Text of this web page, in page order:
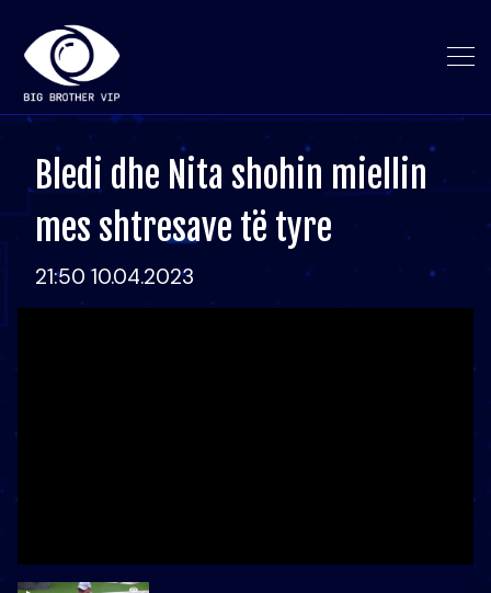
Bledi dhe Nita shohin miellin
mes shtresave të tyre
21:50 10.04.2023